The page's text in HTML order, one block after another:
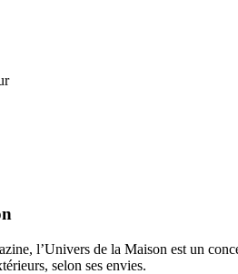
l’Univers de la Maison est un
selon ses envies.